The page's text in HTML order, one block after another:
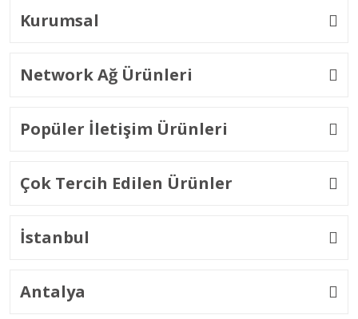
Kurumsal
Network Ağ Ürünleri
Popüler İletişim Ürünleri
Çok Tercih Edilen Ürünler
İstanbul
Antalya